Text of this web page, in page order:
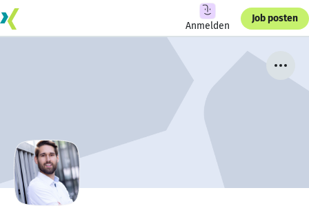
Anmelden
Job posten